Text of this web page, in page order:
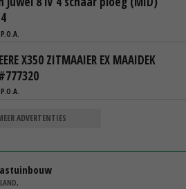
X350 ZITMAAIER EX MAAIDEK
ADVERTENTIES